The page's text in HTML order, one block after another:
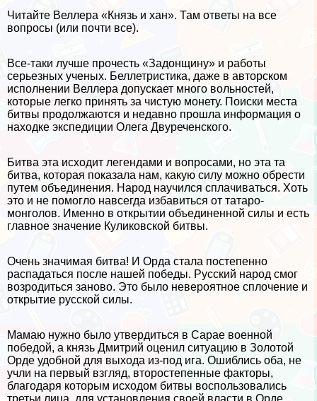
Читайте Веллера «Князь и хан». Там ответы на все
вопросы (или почти все).
Все-таки лучше прочесть «Задонщину» и работы
серьезных ученых. Беллетристика, даже в авторском
исполнении Веллера допускает много вольностей,
которые легко принять за чистую монету. Поиски места
битвы продолжаются и недавно прошла информация о
находке экспедиции Олега Двуреченского.
Битва эта исходит легендами и вопросами, но эта та
битва, которая показала нам, какую силу можно обрести
путем объединения. Народ научился сплачиваться. Хоть
это и не помогло навсегда избавиться от татаро-
монголов. Именно в открытии объединенной силы и есть
главное значение Куликовской битвы.
Очень значимая битва! И Орда стала постепенно
распадаться после нашей победы. Русский народ смог
возродиться заново. Это было невероятное сплочение и
открытие русской силы.
Мамаю нужно было утвердиться в Сарае военной
победой, а князь Дмитрий оценил ситуацию в Золотой
Орде удобной для выхода из-под ига. Ошиблись оба, не
учли на первый взгляд, второстепенные факторы,
благодаря которым исходом битвы воспользовались
третьи лица, для установления своей власти в Орде.